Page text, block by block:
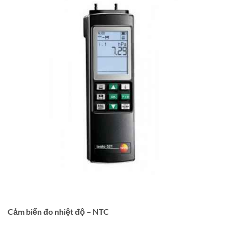
Cảm biến đo nhiệt độ – NTC